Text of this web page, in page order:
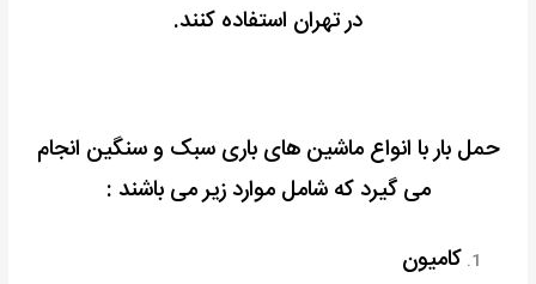
در تهران استفاده کنند.
حمل باربا انواع ماشین های باری سبک و سنگین انجام
می گیرد که شامل موارد زیر می باشند :
کامیون